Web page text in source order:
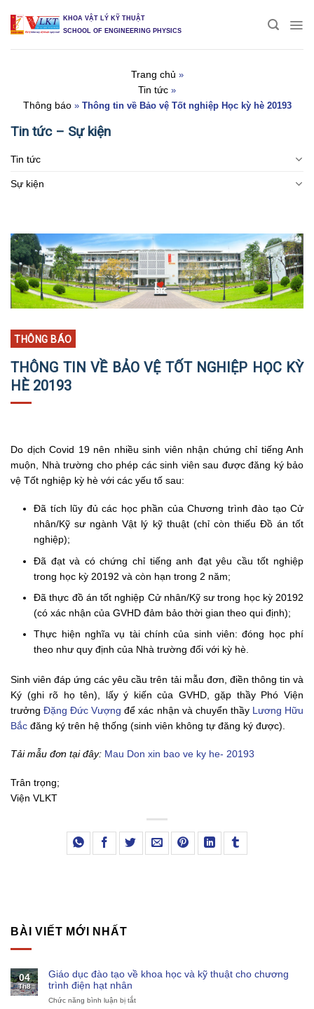
KHOA VẬT LÝ KỸ THUẬT
SCHOOL OF ENGINEERING PHYSICS
Trang chủ »
Tin tức »
Thông báo» Thông tin về Bảo vệ Tốt nghiệp Học kỳ hè 20193
Tin tức – Sự kiện
Tin tức
Sự kiện
THÔNG BÁO
THÔNG TIN VỀ BẢO VỆ TỐT NGHIỆP HỌC KỲ
HÈ 20193
Do dịch Covid 19 nên nhiều sinh viên nhận chứng chỉ tiếng Anh
muộn, Nhà trường cho phép các sinh viên sau được đăng ký bảo
vệ Tốt nghiệp kỳ hè với các yếu tố sau:
Đã tích lũy đủ các học phần của Chương trình đào tạo Cử
nhân/Kỹ sư ngành Vật lý kỹ thuật (chỉ còn thiếu Đồ án tốt
nghiệp);
Đã đạt và có chứng chỉ tiếng anh đạt yêu cầu tốt nghiệp
trong học kỳ 20192 và còn hạn trong 2 năm;
Đã thực đồ án tốt nghiệp Cử nhân/Kỹ sư trong học kỳ 20192
(có xác nhận của GVHD đảm bảo thời gian theo qui định);
Thực hiện nghĩa vụ tài chính của sinh viên: đóng học phí
theo như quy định của Nhà trường đối với kỳ hè.
Sinh viên đáp ứng các yêu cầu trên tải mẫu đơn, điền thông tin và
Ký (ghi rõ họ tên), lấy ý kiến của GVHD, gặp thầy Phó Viện
trưởngĐặng Đức Vượng để xác nhận và chuyển thầy Lương Hữu
Bắc đăng ký trên hệ thống (sinh viên không tự đăng ký được).
Tải mẫu đơn tại đây: Mau Don xin bao ve ky he- 20193
Trân trọng;
Viện VLKT
BÀI VIẾT MỚI NHẤT
04
Th8
Giáo dục đào tạo về khoa học và kỹ thuật cho chương
trình điện hạt nhân
Chức năng bình luận bị tắt